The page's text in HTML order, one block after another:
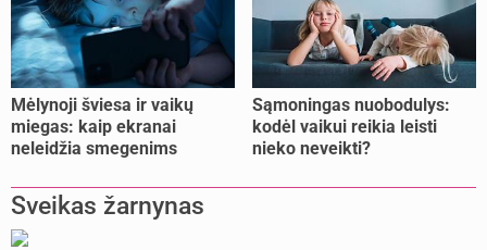
Mėlynoji šviesa ir vaikų
miegas: kaip ekranai
neleidžia smegenims
Sąmoningas nuobodulys:
kodėl vaikui reikia leisti
nieko neveikti?
Sveikas žarnynas